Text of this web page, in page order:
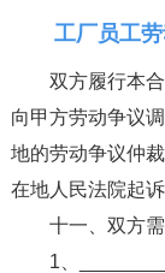
工厂员工
双方履行本
向甲方劳动争议
地的劳动争议仲
在地人民法院起诉
十一、双方
1、